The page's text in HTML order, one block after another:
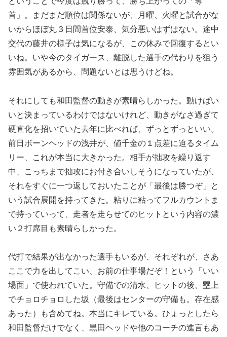
首」。まだまだ順位は関係ないが、月曜、火曜と試合がな
いからほぼ丸３日間首位安泰、気分悪いはずはない。途中
交代の藤井の様子は気になるが、この休みで回復するとい
いね。いや今のタイガース、離脱した選手の代わりを狙う
雰囲気があるから、問題ないとは思うけどね。
それにしても和田監督の動きが素晴らしかった。動けばい
いと決まっているわけではないけれど、動きがなさ過ぎて
硬直化を招いていた去年に比べれば、ずっとずっといい。
前日ボーンヘッドの浅井が、値千金の１点差に迫るタイム
リー、これが本当に大きかった。相手が拙攻を繰り返す
中、こっちまで拙攻にお付き合いしそうになっていたが、
それをすぐに一つ返しておいたことが「最後は勝つぞ」と
いう試合展開を持ってきた。粘りに粘ってフルカウントま
で持っていって、走者を走らせてのヒットという内容の濃
い２打席目も素晴らしかった。
代打で結果が出なかった選手もいるが、それぞれが、さあ
ここで力を出してこい、お前の仕事場だぞ！という「いい
場面」で使われていた。守備での清水、ヒットの後、塁上
でチョロチョロした坂（最後はセンターの守備も。存在感
あった）も含めてね。本当にキレている。ひょっとしたら
和田監督だけでなく、黒田ヘッドや他のコーチの進言もあ